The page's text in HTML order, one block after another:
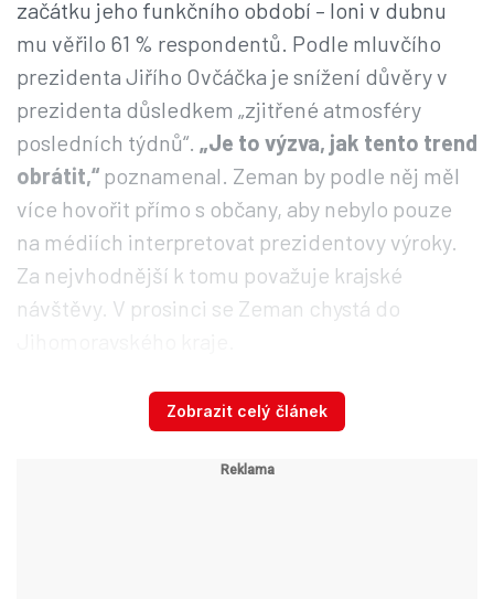
začátku jeho funkčního období – loni v dubnu
mu věřilo 61 % respondentů. Podle mluvčího
prezidenta Jiřího Ovčáčka je snížení důvěry v
prezidenta důsledkem „zjitřené atmosféry
posledních týdnů“. „Je to výzva, jak tento trend
obrátit,“ poznamenal. Zeman by podle něj měl
více hovořit přímo s občany, aby nebylo pouze
na médiích interpretovat prezidentovy výroky.
Za nejvhodnější k tomu považuje krajské
návštěvy. V prosinci se Zeman chystá do
Vypískaný Zeman vzkázal
doma!
Zobrazit celý článek